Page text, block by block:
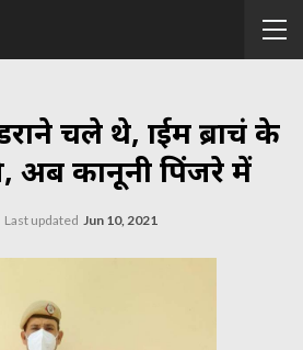
चले थे, क्राईम ब्राचं के
अब कानूनी पिंजरे में
Last updated Jun 10, 2021